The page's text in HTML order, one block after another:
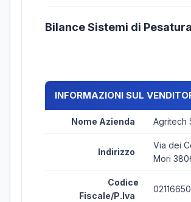
Bilance Sistemi di Pesatura
INFORMAZIONI SUL
Nome Azienda Agritech
Indirizzo
Via dei
Mori
Codice
Fiscale/P.Iva